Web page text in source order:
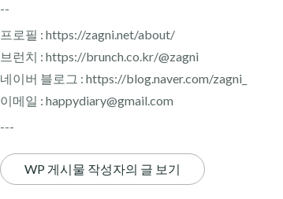
--
프로필 : https://zagni.net/about/
브런치 : https://brunch.co.kr/@zagni
네이버 블로그 : https://blog.naver.com/zagni_
이메일 : happydiary@gmail.com
---
WP 게시물 작성자의 글 보기